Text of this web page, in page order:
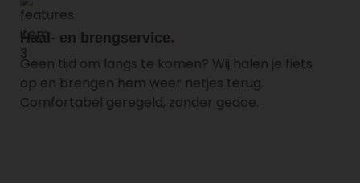
Haal- en brengservice
Geen tijd om langs te komen? Wij halen je fiets
op en brengen hem weer netjes terug.
Comfortabel geregeld, zonder gedoe.